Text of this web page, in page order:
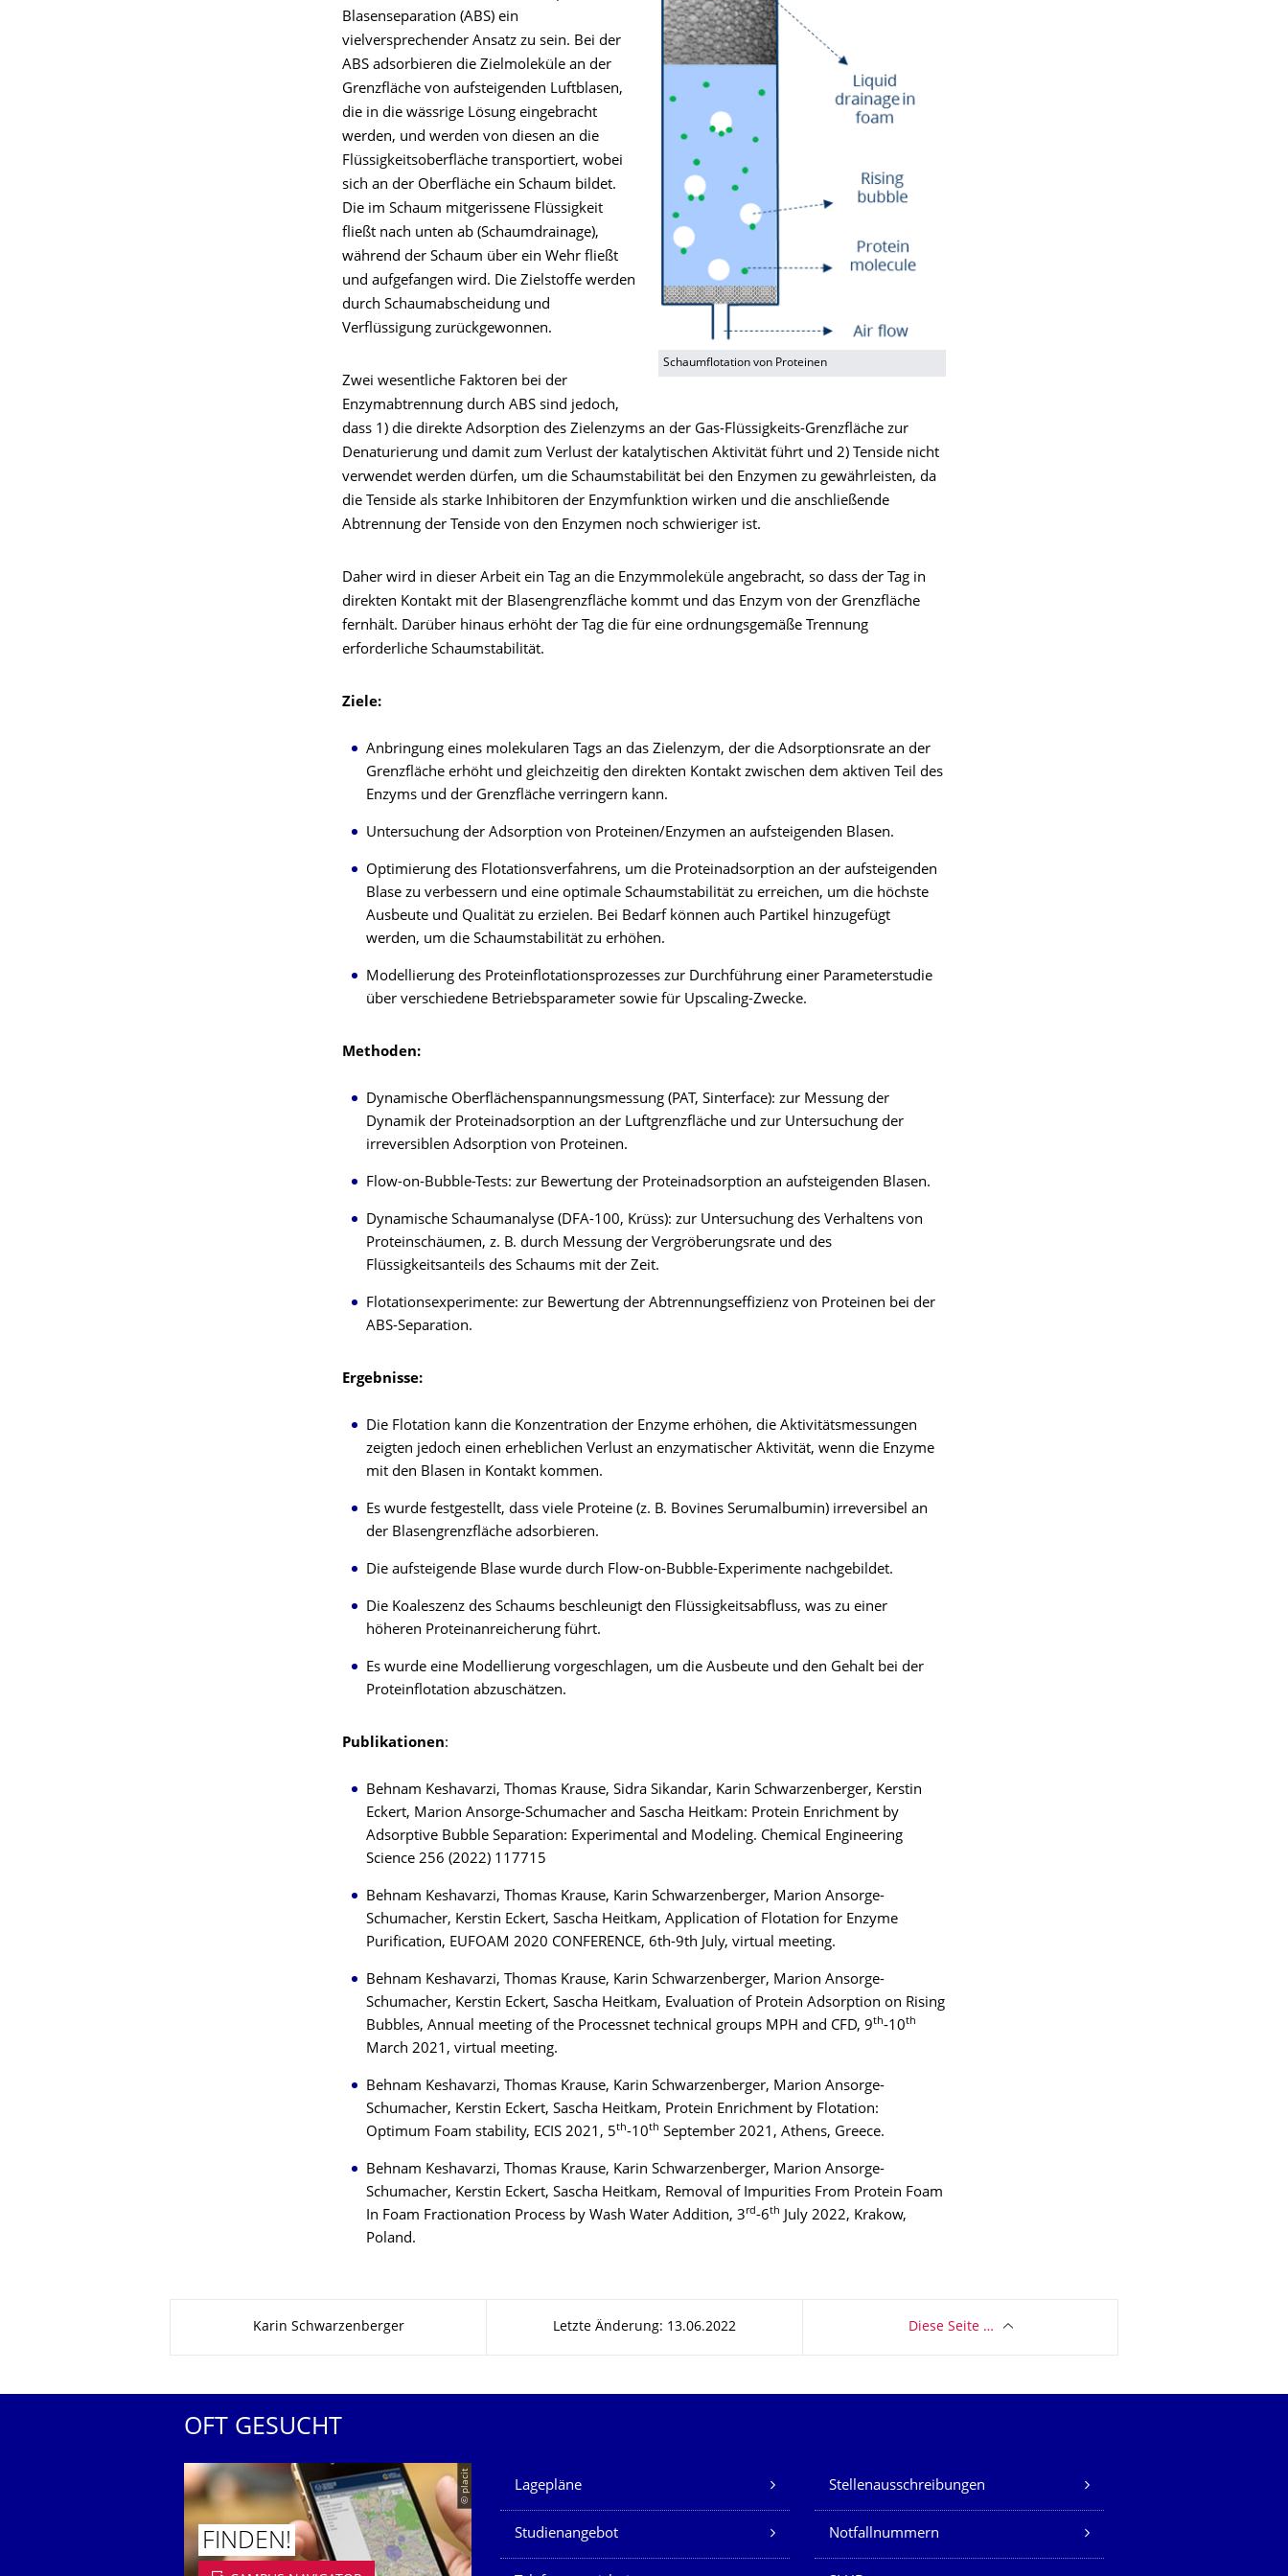
Schaumflotation von Proteinen
Blasenseparation (ABS) ein
vielversprechender Ansatz zu sein. Bei der
ABS adsorbieren die Zielmoleküle an der
Grenzfläche von aufsteigenden Luftblasen,
die in die wässrige Lösung eingebracht
werden, und werden von diesen an die
Flüssigkeitsoberfläche transportiert, wobei
sich an der Oberfläche ein Schaum bildet.
Die im Schaum mitgerissene Flüssigkeit
fließt nach unten ab (Schaumdrainage),
während der Schaum über ein Wehr fließt
und aufgefangen wird. Die Zielstoffe werden
durch Schaumabscheidung und
Verflüssigung zurückgewonnen.
Zwei wesentliche Faktoren bei der
Enzymabtrennung durch ABS sind jedoch,
dass 1) die direkte Adsorption des Zielenzyms an der Gas-Flüssigkeits-Grenzfläche zur
Denaturierung und damit zum Verlust der katalytischen Aktivität führt und 2) Tenside nicht
verwendet werden dürfen, um die Schaumstabilität bei den Enzymen zu gewährleisten, da
die Tenside als starke Inhibitoren der Enzymfunktion wirken und die anschließende
Abtrennung der Tenside von den Enzymen noch schwieriger ist.
Daher wird in dieser Arbeit ein Tag an die Enzymmoleküle angebracht, so dass der Tag in
direkten Kontakt mit der Blasengrenzfläche kommt und das Enzym von der Grenzfläche
fernhält. Darüber hinaus erhöht der Tag die für eine ordnungsgemäße Trennung
erforderliche Schaumstabilität.
Ziele:
Anbringung eines molekularen Tags an das Zielenzym, der die Adsorptionsrate an der
Grenzfläche erhöht und gleichzeitig den direkten Kontakt zwischen dem aktiven Teil des
Enzyms und der Grenzfläche verringern kann.
Untersuchung der Adsorption von Proteinen/Enzymen an aufsteigenden Blasen.
Optimierung des Flotationsverfahrens, um die Proteinadsorption an der aufsteigenden
Blase zu verbessern und eine optimale Schaumstabilität zu erreichen, um die höchste
Ausbeute und Qualität zu erzielen. Bei Bedarf können auch Partikel hinzugefügt
werden, um die Schaumstabilität zu erhöhen.
Modellierung des Proteinflotationsprozesses zur Durchführung einer Parameterstudie
über verschiedene Betriebsparameter sowie für Upscaling-Zwecke.
Methoden:
Dynamische Oberflächenspannungsmessung (PAT, Sinterface): zur Messung der
Dynamik der Proteinadsorption an der Luftgrenzfläche und zur Untersuchung der
irreversiblen Adsorption von Proteinen.
Flow-on-Bubble-Tests: zur Bewertung der Proteinadsorption an aufsteigenden Blasen.
Dynamische Schaumanalyse (DFA-100, Krüss): zur Untersuchung des Verhaltens von
Proteinschäumen, z. B. durch Messung der Vergröberungsrate und des
Flüssigkeitsanteils des Schaums mit der Zeit.
Flotationsexperimente: zur Bewertung der Abtrennungseffizienz von Proteinen bei der
ABS-Separation.
Ergebnisse:
Die Flotation kann die Konzentration der Enzyme erhöhen, die Aktivitätsmessungen
zeigten jedoch einen erheblichen Verlust an enzymatischer Aktivität, wenn die Enzyme
mit den Blasen in Kontakt kommen.
Es wurde festgestellt, dass viele Proteine (z. B. Bovines Serumalbumin) irreversibel an
der Blasengrenzfläche adsorbieren.
Die aufsteigende Blase wurde durch Flow-on-Bubble-Experimente nachgebildet.
Die Koaleszenz des Schaums beschleunigt den Flüssigkeitsabfluss, was zu einer
höheren Proteinanreicherung führt.
Es wurde eine Modellierung vorgeschlagen, um die Ausbeute und den Gehalt bei der
Proteinflotation abzuschätzen.
Publikationen:
Behnam Keshavarzi, Thomas Krause, Sidra Sikandar, Karin Schwarzenberger, Kerstin
Eckert, Marion Ansorge-Schumacher and Sascha Heitkam: Protein Enrichment by
Adsorptive Bubble Separation: Experimental and Modeling. Chemical Engineering
Science 256 (2022) 117715
Behnam Keshavarzi, Thomas Krause, Karin Schwarzenberger, Marion Ansorge-
Schumacher, Kerstin Eckert, Sascha Heitkam, Application of Flotation for Enzyme
Purification, EUFOAM 2020 CONFERENCE, 6th-9th July, virtual meeting.
Behnam Keshavarzi, Thomas Krause, Karin Schwarzenberger, Marion Ansorge-
Schumacher, Kerstin Eckert, Sascha Heitkam, Evaluation of Protein Adsorption on Rising
Bubbles, Annual meeting of the Processnet technical groups MPH and CFD, 9th-10th
March 2021, virtual meeting.
Behnam Keshavarzi, Thomas Krause, Karin Schwarzenberger, Marion Ansorge-
Schumacher, Kerstin Eckert, Sascha Heitkam, Protein Enrichment by Flotation:
Optimum Foam stability, ECIS 2021, 5th-10th September 2021, Athens, Greece.
Behnam Keshavarzi, Thomas Krause, Karin Schwarzenberger, Marion Ansorge-
Schumacher, Kerstin Eckert, Sascha Heitkam, Removal of Impurities From Protein Foam
In Foam Fractionation Process by Wash Water Addition, 3rd-6th
July 2022, Krakow,
Poland.
Karin Schwarzenberger Letzte Änderung: 13.06.2022 Diese Seite …
OFT GESUCHT
© placit
FINDEN!
Unsere Dienste
Lagepläne Stellenausschreibungen
Studienangebot Notfallnummern